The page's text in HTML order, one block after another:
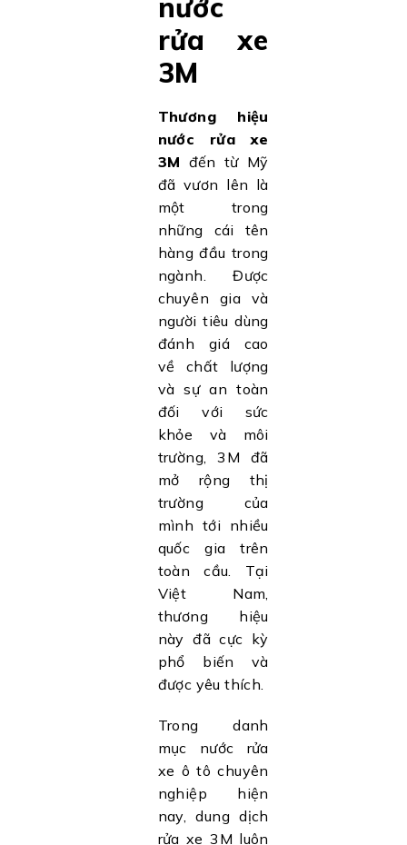
nước
rửa xe
3M
Thương hiệu
nước rửa xe
3M đến từ Mỹ
đã vươn lên là
một trong
những cái tên
hàng đầu trong
ngành. Được
chuyên gia và
người tiêu dùng
đánh giá cao
về chất lượng
và sự an toàn
đối với sức
khỏe và môi
trường, 3M đã
mở rộng thị
trường của
mình tới nhiều
quốc gia trên
toàn cầu. Tại
Việt Nam,
thương hiệu
này đã cực kỳ
phổ biến và
được yêu thích.
Trong danh
mục nước rửa
xe ô tô chuyên
nghiệp hiện
nay, dung dịch
rửa xe 3M luôn